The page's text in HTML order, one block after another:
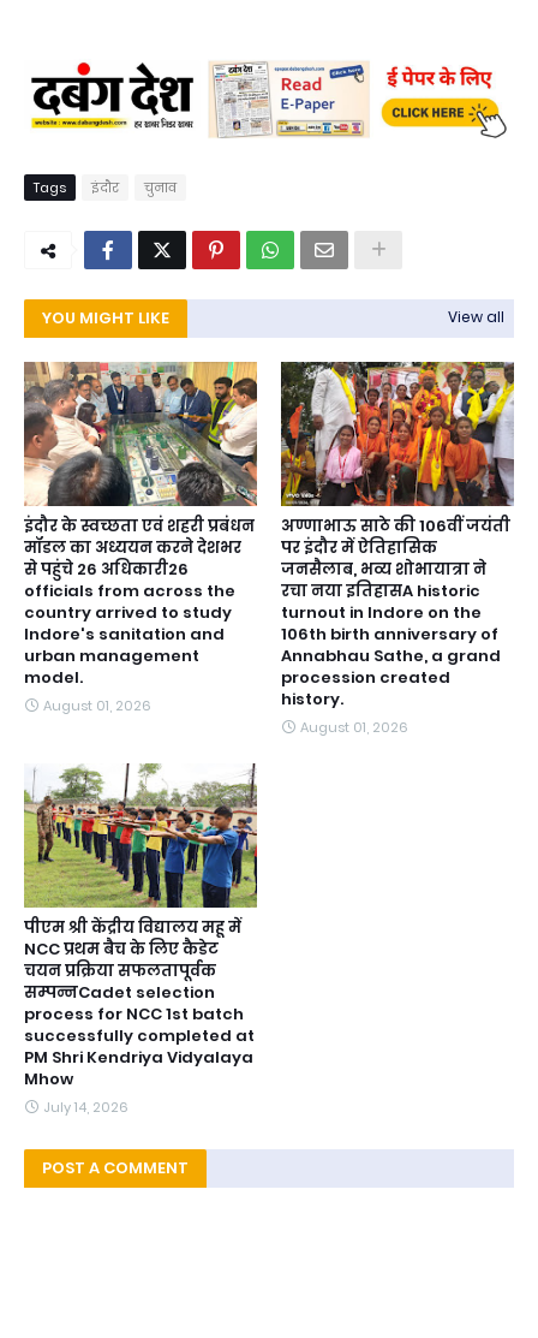
Tags इंदौर चुनाव
YOU MIGHT LIKE View all
इंदौर के स्वच्छता एवं शहरी प्रबंधन
मॉडल का अध्ययन करने देशभर
से पहुंचे 26 अधिकारी26
officials from across the
country arrived to study
Indore's sanitation and
urban management
model.
August 01, 2026
अण्णाभाऊ साठे की 106वीं जयंती
पर इंदौर में ऐतिहासिक
जनसैलाब, भव्य शोभायात्रा ने
रचा नया इतिहासA historic
turnout in Indore on the
106th birth anniversary of
Annabhau Sathe, a grand
procession created
history.
August 01, 2026
पीएम श्री केंद्रीय विद्यालय महू में
NCC प्रथम बैच के लिए कैडेट
चयन प्रक्रिया सफलतापूर्वक
सम्पन्नCadet selection
process for NCC 1st batch
successfully completed at
PM Shri Kendriya Vidyalaya
Mhow
July 14, 2026
POST A COMMENT